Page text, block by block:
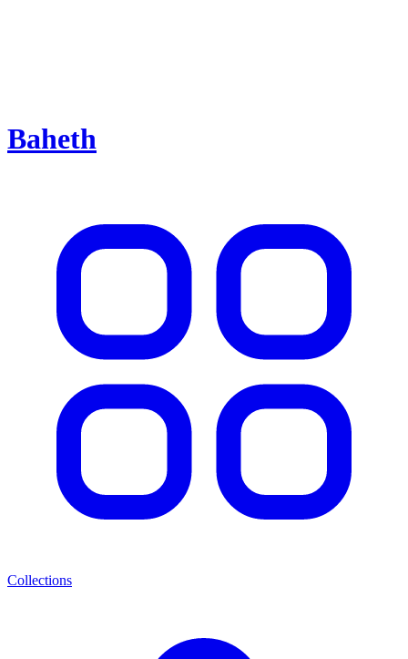
Baheth
Collections